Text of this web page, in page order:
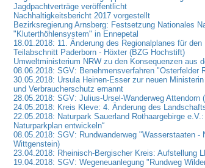
Jagdpachtverträge veröffentlicht
Nachhaltigkeitsbericht 2017 vorgestellt
Bezirksregierung Arnsberg: Festsetzung Nationales
"Kluterthöhlensystem" in Ennepetal
18.01.2018: 11. Änderung des Regionalplanes für
Teilabschnitt Paderborn - Höxter (BZG Hochstift)
Umweltministerium NRW zu den Konsequenzen aus
08.06.2018: SGV: Benehmensverfahren "Osterfelder
30.05.2018: Ursula Heinen-Esser zur neuen
und Verbraucherschutz ernannt
28.05.2018: SGV: Julius-Ursel-Wanderweg Attendorn
24.05.2018: Kreis Kleve: 4. Änderung des
22.05.2018: Naturpark Sauerland Rothaargebirge
Naturparkplan entwickeln“
08.05.2018: SGV: Rundwanderweg "Wasserstaaten
Wittgenstein)
23.04.2018: Rheinisch-Bergischer Kreis: Aufstellung
19.04.2018: SGV: Wegeneuanlegung "Rundweg